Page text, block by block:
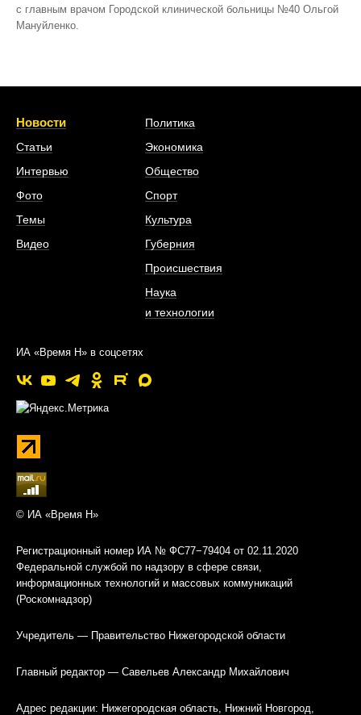
с главным врачом Городской клинической больницы №40 Ольгой
Мануйленко.
Новости
Статьи
Интервью
Фото
Темы
Видео
Политика
Экономика
Общество
Спорт
Культура
Губерния
Происшествия
Наука
и технологии
ИА «Время Н» в соцсетях
© ИА «Время Н»
Регистрационный номер ИА № ФС77−79404 от 02.11.2020
Федеральной службой по надзору в сфере связи,
информационных технологий и массовых коммуникаций
(Роскомнадзор)
Учредитель — Правительство Нижегородской области
Главный редактор — Савельев Александр Михайлович
Адрес редакции: Нижегородская область, Нижний Новгород,